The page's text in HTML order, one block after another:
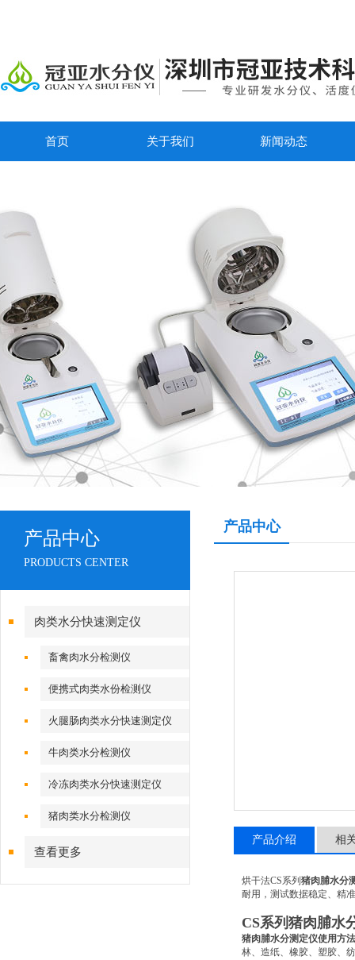
首页 关于我们 新闻动态
产品中心
PRODUCTS CENTER
肉类水分快速测定仪
畜禽肉水分检测仪
便携式肉类水份检测仪
火腿肠肉类水分快速测定仪
牛肉类水分检测仪
冷冻肉类水分快速测定仪
猪肉类水分检测仪
查看更多
产品中心
产品介绍 相
烘干法CS系列 猪肉脯水分
耐用，测试数据稳定、精
CS系列猪肉脯水
猪肉脯水分测定仪使用方
林、造纸、橡胶、塑胶、